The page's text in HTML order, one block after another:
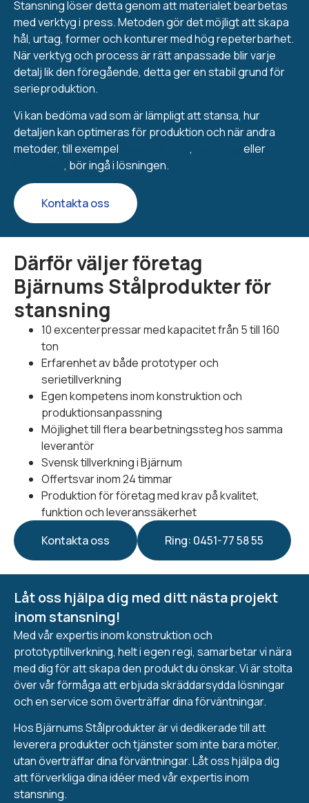
Stansning löser detta genom att materialet bearbetas
med verktyg i press. Metoden gör det möjligt att skapa
hål, urtag, former och konturer med hög repeterbarhet.
När verktyg och process är rätt anpassade blir varje
detalj lik den föregående, detta ger en stabil grund för
serieproduktion.
Vi kan bedöma vad som är lämpligt att stansa, hur
detaljen kan optimeras för produktion och när andra
metoder, till exempel
,
eller
, bör ingå i lösningen.
Kontakta oss
Därför väljer företag
Bjärnums Stålprodukter för
stansning
10 excenterpressar med kapacitet från 5 till 160
ton
Erfarenhet av både prototyper och
serietillverkning
Egen kompetens inom konstruktion och
produktionsanpassning
Möjlighet till flera bearbetningssteg hos samma
leverantör
Svensk tillverkning i Bjärnum
Offertsvar inom 24 timmar
Produktion för företag med krav på kvalitet,
funktion och leveranssäkerhet
Kontakta oss
Ring: 0451-77 58 55
Låt oss hjälpa dig med ditt nästa projekt
inom stansning!
Med vår expertis inom konstruktion och
prototyptillverkning, helt i egen regi, samarbetar vi nära
med dig för att skapa den produkt du önskar. Vi är stolta
över vår förmåga att erbjuda skräddarsydda lösningar
och en service som överträffar dina förväntningar.
Hos Bjärnums Stålprodukter är vi dedikerade till att
leverera produkter och tjänster som inte bara möter,
utan överträffar dina förväntningar. Låt oss hjälpa dig
att förverkliga dina idéer med vår expertis inom
stansning.